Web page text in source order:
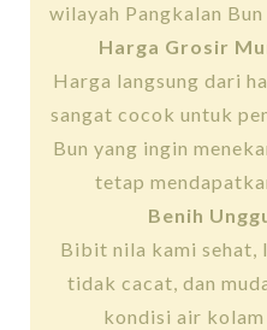
wilayah Pangkalan
Harga Grosir
Harga langsung dari
sangat cocok untuk
Bun yang ingin
tetap
Benih
Bibit nila kami sehat,
tidak cacat, dan
kondisi air kolam